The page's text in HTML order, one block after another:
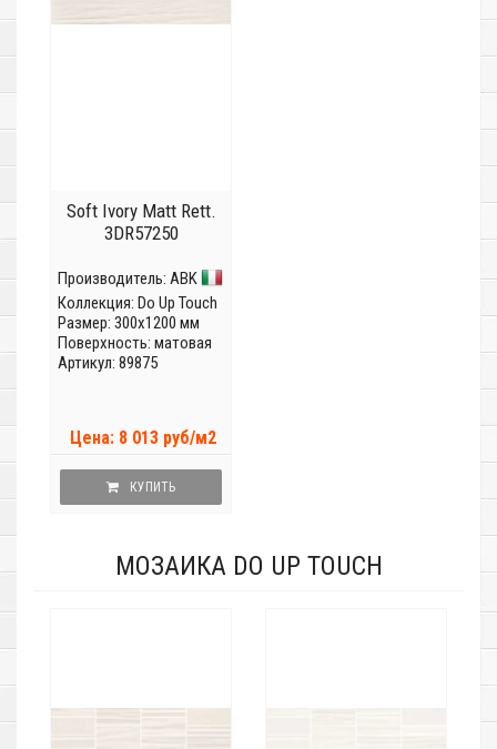
Soft Ivory Matt Rett.
3DR57250
Производитель: ABK
Коллекция: Do Up Touch
Размер: 300x1200 мм
Поверхность: матовая
Артикул: 89875
Цена: 8 013 руб/м2
КУПИТЬ
МОЗАИКА DO UP TOUCH